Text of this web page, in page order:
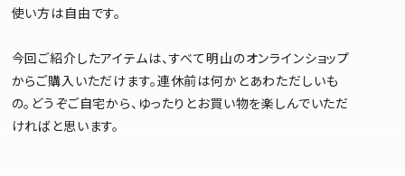
使い方は自由です。
今回ご紹介したアイテムは、すべて明山のオンラインショップ
からご購入いただけます。連休前は何かとあわただしいも
の。どうぞご自宅から、ゆったりとお買い物を楽しんでいただ
ければと思います。